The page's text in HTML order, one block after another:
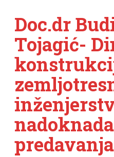
Doc.dr
Tojagić-
nadoknada
predavanja